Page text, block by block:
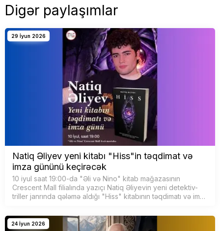
Digər paylaşımlar
29 İyun 2026
Natiq Əliyev yeni kitabı "Hiss"in təqdimat və
imza gününü keçirəcək
10 iyul saat 19:00-da "Əli və Nino" kitab mağazasının
Crescent Mall filialında yazıçı Natiq Əliyevin yeni detektiv-
triller janrında qələmə aldığı "Hiss" kitabının təqdimatı və imza
24 İyun 2026